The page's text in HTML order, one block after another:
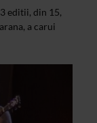
editii, din 15,
a carui